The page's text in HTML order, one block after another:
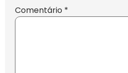
Comentário *